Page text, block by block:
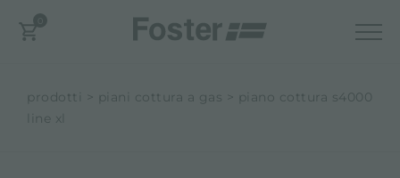
prodotti piani cottura a gas
piano cottura s4000
line xl